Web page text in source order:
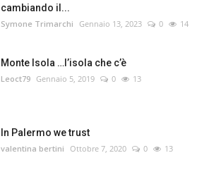
cambiando il...
Symone Trimarchi Gennaio 13, 2023 0 14
Monte Isola …l’isola che c’è
Leoct79 Gennaio 5, 2019 0 13
In Palermo we trust
valentina bertini Ottobre 7, 2020 0 13